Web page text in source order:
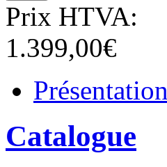
Prix HTVA:
1.399,00€
Présentation
Catalogue